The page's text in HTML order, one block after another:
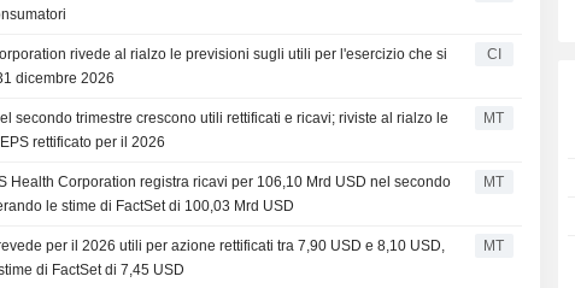
rivede al rialzo le previsioni sugli utili per l'esercizio che si
dicembre 2026
CI
secondo trimestre crescono utili rettificati e ricavi; riviste al rialzo le
rettificato per il 2026
MT
Health Corporation registra ricavi per 106,10 Mrd USD nel secondo
le stime di FactSet di 100,03 Mrd USD
MT
per il 2026 utili per azione rettificati tra 7,90 USD e 8,10 USD,
di FactSet di 7,45 USD
MT